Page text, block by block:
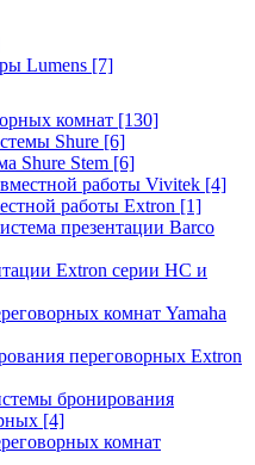
Lumens [7]
комнат [130]
Shure [6]
Shure Stem [6]
работы Vivitek [4]
работы Extron [1]
презентации Barco
Extron серии HC и
комнат Yamaha
переговорных Extron
бронирования
[4]
комнат